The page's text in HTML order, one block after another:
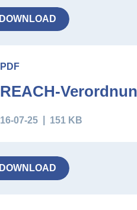
DOWNLOAD
PDF
REACH-
16-07-25 151 KB
DOWNLOAD